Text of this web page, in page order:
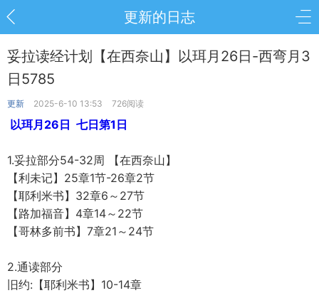
更新的日志
妥拉读经计划【在西奈山】以珥月26日-西弯月3
日5785
更新 2025-6-10 13:53 726阅读
以珥月26日 七日第1日
1.妥拉部分54-32周 【在西奈山】
【利未记】25章1节-26章2节
【耶利米书】32章6～27节
【路加福音】4章14～22节
【哥林多前书】7章21～24节
2.通读部分
旧约:【耶利米书】10-14章